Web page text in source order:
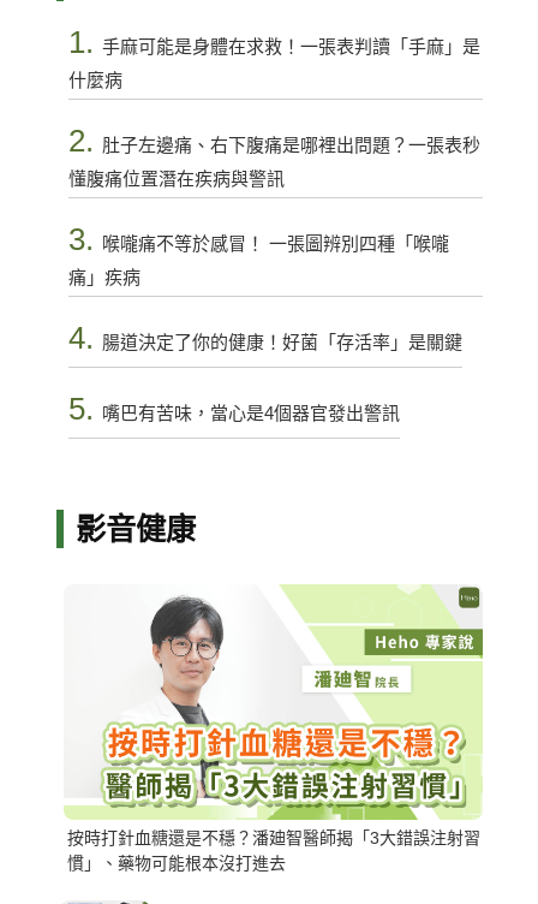
1. 手麻可能是身體在求救！一張表判讀「手麻」是
什麼病
2. 肚子左邊痛、右下腹痛是哪裡出問題？一張表秒
懂腹痛位置潛在疾病與警訊
3.
喉嚨痛不等於感冒！ 一張圖辨別四種「喉嚨
痛」疾病
4. 腸道決定了你的健康！好菌「存活率」是關鍵
5. 嘴巴有苦味，當心是4個器官發出警訊
影音健康
按時打針血糖還是不穩？潘廸智醫師揭「3大錯誤注射習
慣」、藥物可能根本沒打進去